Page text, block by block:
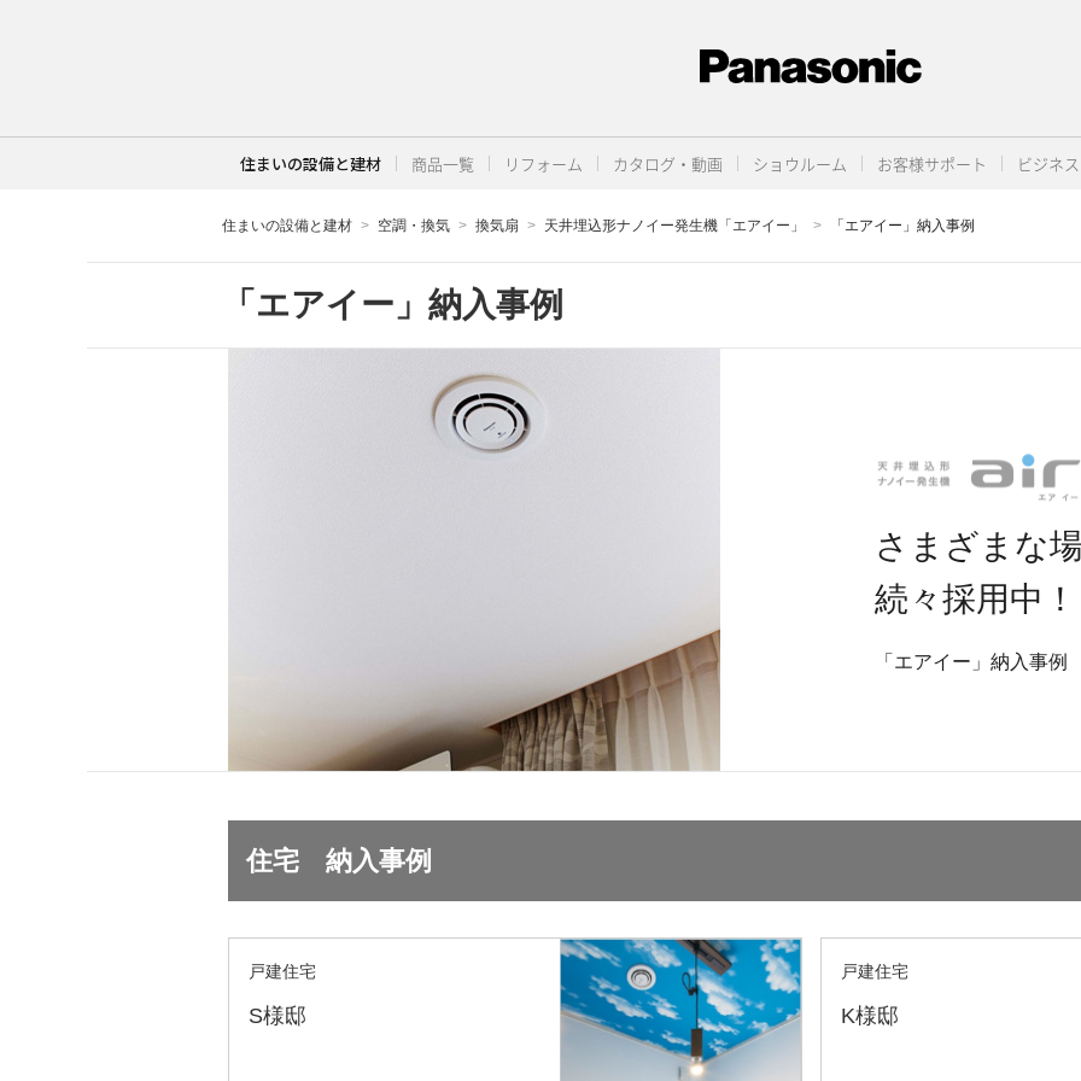
住まいの設備と建材 商品一覧 リフォーム カタログ・動画 ショウルーム お客様サポート ビジネ
住まいの設備と建材 空調・換気 換気扇 天井埋込形ナノイー発生機「エアイー」 「エアイー」納入事例
「エアイー」納入事例
さまざまな
続々採用中！
「エアイー」納入事例
住宅 納入事例
戸建住宅
S様邸
戸建住宅
K様邸